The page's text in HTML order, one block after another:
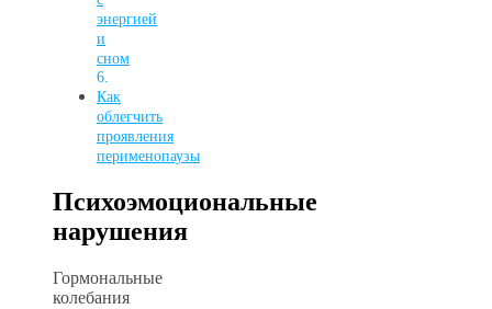
энергией
и
сном
Как
облегчить
проявления
перименопаузы
Психоэмоциональные
нарушения
Гормональные
колебания